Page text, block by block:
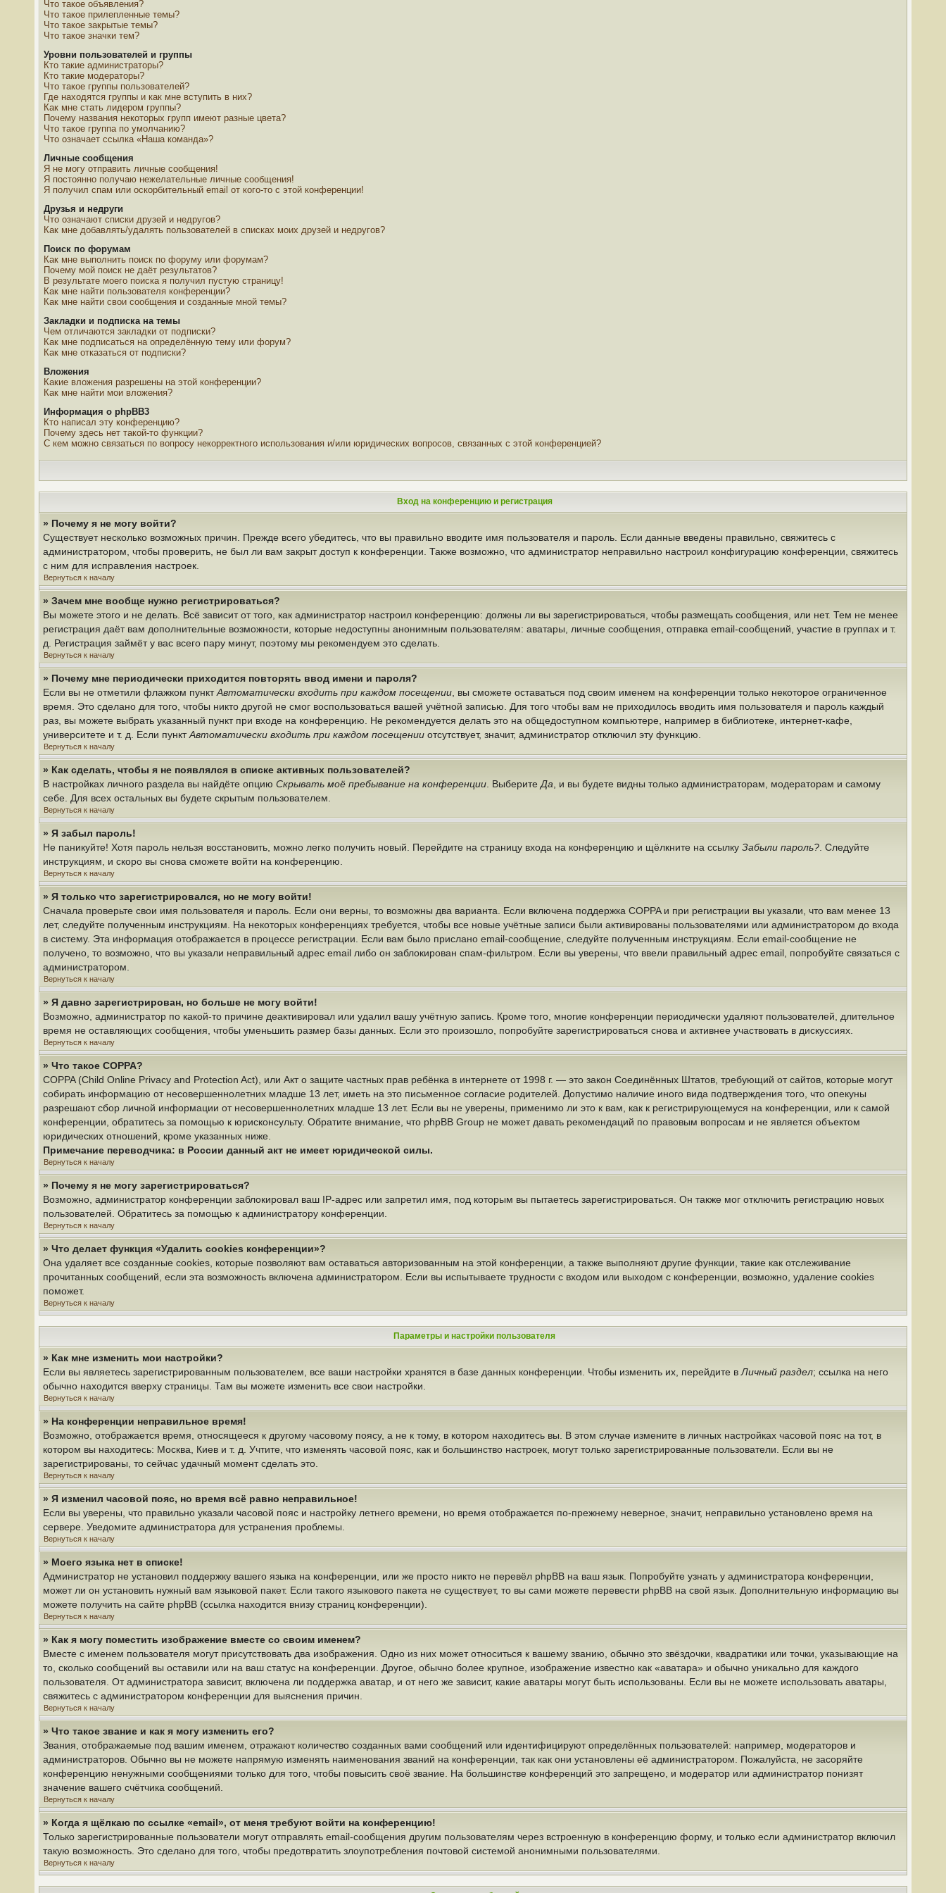
Что такое объявления?
Что такое прилепленные темы?
Что такое закрытые темы?
Что такое значки тем?
Уровни пользователей и группы
Кто такие администраторы?
Кто такие модераторы?
Что такое группы пользователей?
Где находятся группы и как мне вступить в них?
Как мне стать лидером группы?
Почему названия некоторых групп имеют разные цвета?
Что такое группа по умолчанию?
Что означает ссылка «Наша команда»?
Личные сообщения
Я не могу отправить личные сообщения!
Я постоянно получаю нежелательные личные сообщения!
Я получил спам или оскорбительный email от кого-то с этой конференции!
Друзья и недруги
Что означают списки друзей и недругов?
Как мне добавлять/удалять пользователей в списках моих друзей и недругов?
Поиск по форумам
Как мне выполнить поиск по форуму или форумам?
Почему мой поиск не даёт результатов?
В результате моего поиска я получил пустую страницу!
Как мне найти пользователя конференции?
Как мне найти свои сообщения и созданные мной темы?
Закладки и подписка на темы
Чем отличаются закладки от подписки?
Как мне подписаться на определённую тему или форум?
Как мне отказаться от подписки?
Вложения
Какие вложения разрешены на этой конференции?
Как мне найти мои вложения?
Информация о phpBB3
Кто написал эту конференцию?
Почему здесь нет такой-то функции?
С кем можно связаться по вопросу некорректного использования и/или юридических вопросов, связанных с этой конференцией?
Вход на конференцию и регистрация
» Почему я не могу войти?
Существует несколько возможных причин. Прежде всего убедитесь, что вы правильно вводите имя пользователя и пароль. Если данные введены правильно, свяжитесь с
администратором, чтобы проверить, не был ли вам закрыт доступ к конференции. Также возможно, что администратор неправильно настроил конфигурацию конференции, свяжитесь
с ним для исправления настроек.
Вернуться к началу
» Зачем мне вообще нужно регистрироваться?
Вы можете этого и не делать. Всё зависит от того, как администратор настроил конференцию: должны ли вы зарегистрироваться, чтобы размещать сообщения, или нет. Тем не менее
регистрация даёт вам дополнительные возможности, которые недоступны анонимным пользователям: аватары, личные сообщения, отправка email-сообщений, участие в группах и т.
д. Регистрация займёт у вас всего пару минут, поэтому мы рекомендуем это сделать.
Вернуться к началу
» Почему мне периодически приходится повторять ввод имени и пароля?
Если вы не отметили флажком пунктАвтоматически входить при каждом посещении , вы сможете оставаться под своим именем на конференции только некоторое ограниченное
время. Это сделано для того, чтобы никто другой не смог воспользоваться вашей учётной записью. Для того чтобы вам не приходилось вводить имя пользователя и пароль каждый
раз, вы можете выбрать указанный пункт при входе на конференцию. Не рекомендуется делать это на общедоступном компьютере, например в библиотеке, интернет-кафе,
университете и т. д. Если пунктАвтоматически входить при каждом посещении отсутствует, значит, администратор отключил эту функцию.
Вернуться к началу
» Как сделать, чтобы я не появлялся в списке активных пользователей?
В настройках личного раздела вы найдёте опцию Скрывать моё пребывание на конференции . Выберите Да , и вы будете видны только администраторам, модераторам и самому
себе. Для всех остальных вы будете скрытым пользователем.
Вернуться к началу
» Я забыл пароль!
Не паникуйте! Хотя пароль нельзя восстановить, можно легко получить новый. Перейдите на страницу входа на конференцию и щёлкните на ссылку Забыли пароль? . Следуйте
инструкциям, и скоро вы снова сможете войти на конференцию.
Вернуться к началу
» Я только что зарегистрировался, но не могу войти!
Сначала проверьте свои имя пользователя и пароль. Если они верны, то возможны два варианта. Если включена поддержка COPPA и при регистрации вы указали, что вам менее 13
лет, следуйте полученным инструкциям. На некоторых конференциях требуется, чтобы все новые учётные записи были активированы пользователями или администратором до входа
в систему. Эта информация отображается в процессе регистрации. Если вам было прислано email-сообщение, следуйте полученным инструкциям. Если email-сообщение не
получено, то возможно, что вы указали неправильный адрес email либо он заблокирован спам-фильтром. Если вы уверены, что ввели правильный адрес email, попробуйте связаться с
администратором.
Вернуться к началу
» Я давно зарегистрирован, но больше не могу войти!
Возможно, администратор по какой-то причине деактивировал или удалил вашу учётную запись. Кроме того, многие конференции периодически удаляют пользователей, длительное
время не оставляющих сообщения, чтобы уменьшить размер базы данных. Если это произошло, попробуйте зарегистрироваться снова и активнее участвовать в дискуссиях.
Вернуться к началу
» Что такое COPPA?
COPPA (Child Online Privacy and Protection Act), или Акт о защите частных прав ребёнка в интернете от 1998 г. — это закон Соединённых Штатов, требующий от сайтов, которые могут
собирать информацию от несовершеннолетних младше 13 лет, иметь на это письменное согласие родителей. Допустимо наличие иного вида подтверждения того, что опекуны
разрешают сбор личной информации от несовершеннолетних младше 13 лет. Если вы не уверены, применимо ли это к вам, как к регистрирующемуся на конференции, или к самой
конференции, обратитесь за помощью к юрисконсульту. Обратите внимание, что phpBB Group не может давать рекомендаций по правовым вопросам и не является объектом
юридических отношений, кроме указанных ниже.
Примечание переводчика: в России данный акт не имеет юридической силы.
Вернуться к началу
» Почему я не могу зарегистрироваться?
Возможно, администратор конференции заблокировал ваш IP-адрес или запретил имя, под которым вы пытаетесь зарегистрироваться. Он также мог отключить регистрацию новых
пользователей. Обратитесь за помощью к администратору конференции.
Вернуться к началу
» Что делает функция «Удалить cookies конференции»?
Она удаляет все созданные cookies, которые позволяют вам оставаться авторизованным на этой конференции, а также выполняют другие функции, такие как отслеживание
прочитанных сообщений, если эта возможность включена администратором. Если вы испытываете трудности с входом или выходом с конференции, возможно, удаление cookies
поможет.
Вернуться к началу
Параметры и настройки пользователя
» Как мне изменить мои настройки?
Если вы являетесь зарегистрированным пользователем, все ваши настройки хранятся в базе данных конференции. Чтобы изменить их, перейдите в Личный раздел; ссылка на него
обычно находится вверху страницы. Там вы можете изменить все свои настройки.
Вернуться к началу
» На конференции неправильное время!
Возможно, отображается время, относящееся к другому часовому поясу, а не к тому, в котором находитесь вы. В этом случае измените в личных настройках часовой пояс на тот, в
котором вы находитесь: Москва, Киев и т. д. Учтите, что изменять часовой пояс, как и большинство настроек, могут только зарегистрированные пользователи. Если вы не
зарегистрированы, то сейчас удачный момент сделать это.
Вернуться к началу
» Я изменил часовой пояс, но время всё равно неправильное!
Если вы уверены, что правильно указали часовой пояс и настройку летнего времени, но время отображается по-прежнему неверное, значит, неправильно установлено время на
сервере. Уведомите администратора для устранения проблемы.
Вернуться к началу
» Моего языка нет в списке!
Администратор не установил поддержку вашего языка на конференции, или же просто никто не перевёл phpBB на ваш язык. Попробуйте узнать у администратора конференции,
может ли он установить нужный вам языковой пакет. Если такого языкового пакета не существует, то вы сами можете перевести phpBB на свой язык. Дополнительную информацию вы
можете получить на сайте phpBB (ссылка находится внизу страниц конференции).
Вернуться к началу
» Как я могу поместить изображение вместе со своим именем?
Вместе с именем пользователя могут присутствовать два изображения. Одно из них может относиться к вашему званию, обычно это звёздочки, квадратики или точки, указывающие на
то, сколько сообщений вы оставили или на ваш статус на конференции. Другое, обычно более крупное, изображение известно как «аватара» и обычно уникально для каждого
пользователя. От администратора зависит, включена ли поддержка аватар, и от него же зависит, какие аватары могут быть использованы. Если вы не можете использовать аватары,
свяжитесь с администратором конференции для выяснения причин.
Вернуться к началу
» Что такое звание и как я могу изменить его?
Звания, отображаемые под вашим именем, отражают количество созданных вами сообщений или идентифицируют определённых пользователей: например, модераторов и
администраторов. Обычно вы не можете напрямую изменять наименования званий на конференции, так как они установлены её администратором. Пожалуйста, не засоряйте
конференцию ненужными сообщениями только для того, чтобы повысить своё звание. На большинстве конференций это запрещено, и модератор или администратор понизят
значение вашего счётчика сообщений.
Вернуться к началу
» Когда я щёлкаю по ссылке «email», от меня требуют войти на конференцию!
Только зарегистрированные пользователи могут отправлять email-сообщения другим пользователям через встроенную в конференцию форму, и только если администратор включил
такую возможность. Это сделано для того, чтобы предотвратить злоупотребления почтовой системой анонимными пользователями.
Вернуться к началу